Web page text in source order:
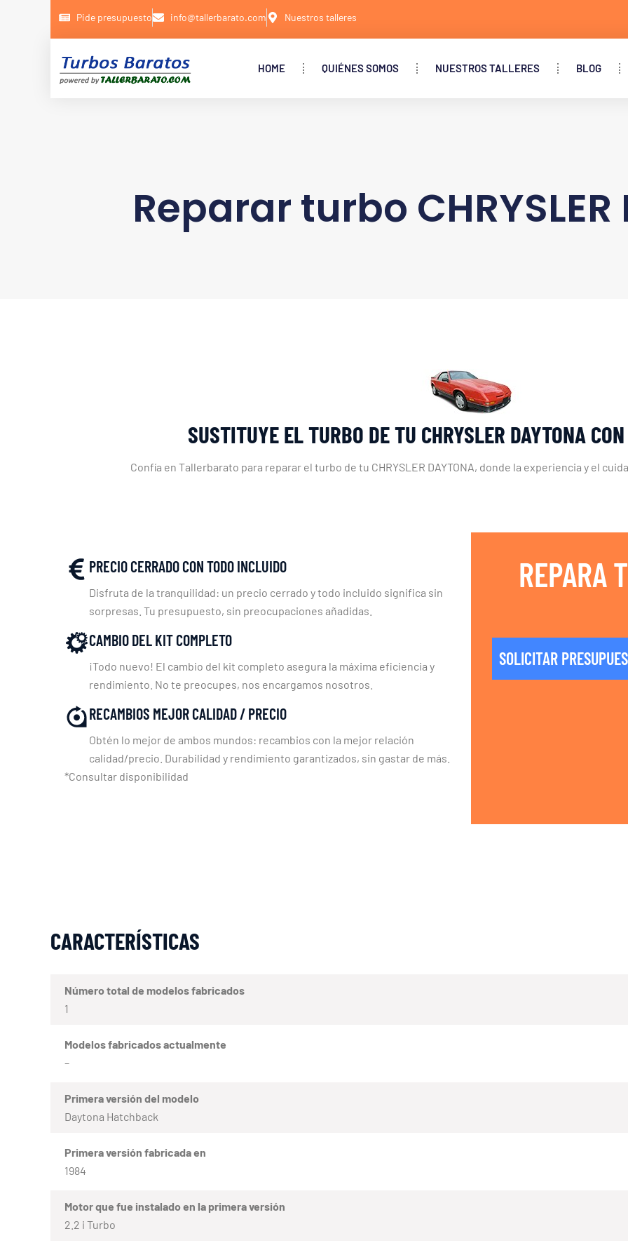
Pide presupuesto info@tallerbarato.com Nuestros talleres
HOME QUIÉNES SOMOS NUESTROS TALLERES BLOG
Reparar turbo CHRYSLER
SUSTITUYE EL TURBO DE TU CHRYSLER DAYTONA
Confía en Tallerbarato para reparar el turbo de tu CHRYSLER DAYTONA, donde la experiencia y el
PRECIO CERRADO CON TODO INCLUIDO
Disfruta de la tranquilidad: un precio cerrado y todo incluido significa sin
sorpresas. Tu presupuesto, sin preocupaciones añadidas.
CAMBIO DEL KIT COMPLETO
¡Todo nuevo! El cambio del kit completo asegura la máxima eficiencia y
rendimiento. No te preocupes, nos encargamos nosotros.
RECAMBIOS MEJOR CALIDAD / PRECIO
Obtén lo mejor de ambos mundos: recambios con la mejor relación
calidad/precio. Durabilidad y rendimiento garantizados, sin gastar de más.
*Consultar disponibilidad
REPARA
SOLICITAR
CARACTERÍSTICAS
Número total de modelos fabricados
1
Modelos fabricados actualmente
–
Primera versión del modelo
Daytona Hatchback
Primera versión fabricada en
1984
Motor que fue instalado en la primera versión
2.2 i Turbo